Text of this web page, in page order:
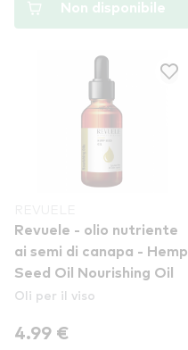
Non disponibile
Revuele - olio nutriente
ai semi di canapa - Hemp
Seed Oil Nourishing Oil
Oli per il viso
4.99 €